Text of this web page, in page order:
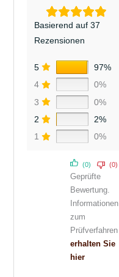
Basierend auf 37
Rezensionen
5
97%
4
0%
3
0%
2
2%
1
0%
(0) (0)
Geprüfte
Bewertung.
Informationen
zum
Prüfverfahren
erhalten Sie
hier